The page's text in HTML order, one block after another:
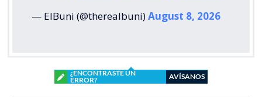
— ElBuni (@therealbuni)August 8, 2026
¿ENCONTRASTE UN
ERROR?
AVÍSANOS